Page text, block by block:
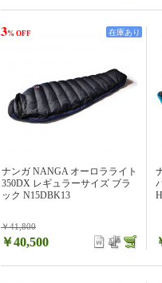
ナンガ NANGA オーロラライト
350DX レギュラーサイズ ブラ
ック N15DBK13
￥41,800
3% OFF
￥40,500
在庫あり